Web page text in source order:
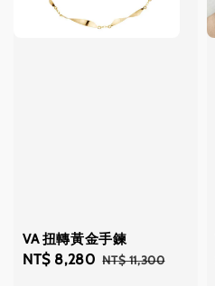
VA 扭轉黃金手鍊
Sale
NT$ 8,280 Regular
NT$ 11,300